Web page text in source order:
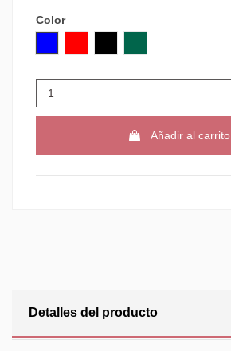
Color
Añadir al carrito
Detalles del producto